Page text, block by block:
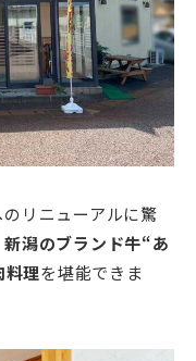
リニューアルに驚
新潟のブランド牛“あ
料理を堪能できま